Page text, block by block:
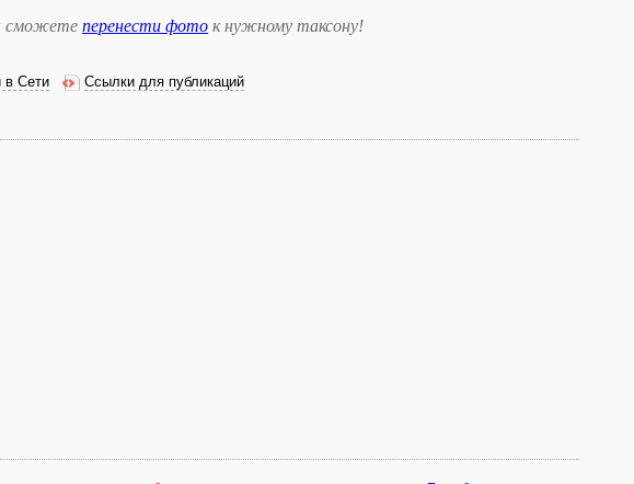
сможете перенести фото к нужному таксону!
в Сети Ссылки для публикаций